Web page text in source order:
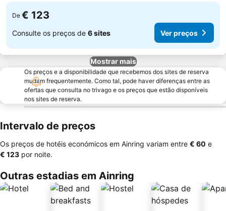
De € 123
Consulte os preços de 6 sites Ver preços
Mostrar mais
Os preços e a disponibilidade que recebemos dos sites de reserva
mudam frequentemente. Como tal, pode haver diferenças entre as
ofertas que consulta no trivago e os preços que estão disponíveis
nos sites de reserva.
Intervalo de preços
Os preços de hotéis económicos em Ainring variam entre ‎€ 60 e
‎€ 123 por noite.
Outras estadias em Ainring